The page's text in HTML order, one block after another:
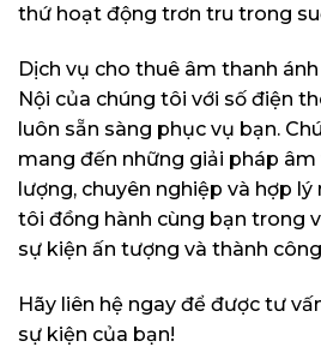
thứ hoạt động trơn tru trong
Dịch vụ cho thuê âm thanh
Nội của chúng tôi với số điện
luôn sẵn sàng phục vụ bạn.
mang đến những giải pháp
lượng, chuyên nghiệp và hợp lý
tôi đồng hành cùng bạn trong
sự kiện ấn tượng và thành
Hãy liên hệ ngay để được tư
sự kiện của bạn!